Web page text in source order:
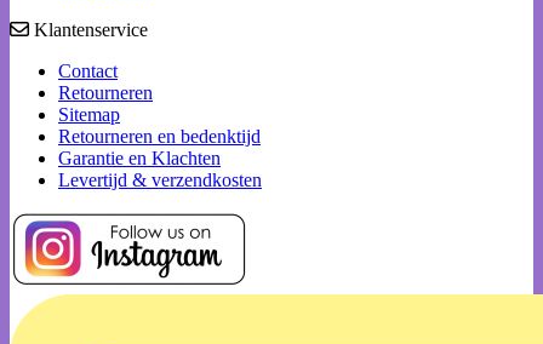
Klantenservice
Contact
Retourneren
Sitemap
Retourneren en bedenktijd
Garantie en Klachten
Levertijd & verzendkosten